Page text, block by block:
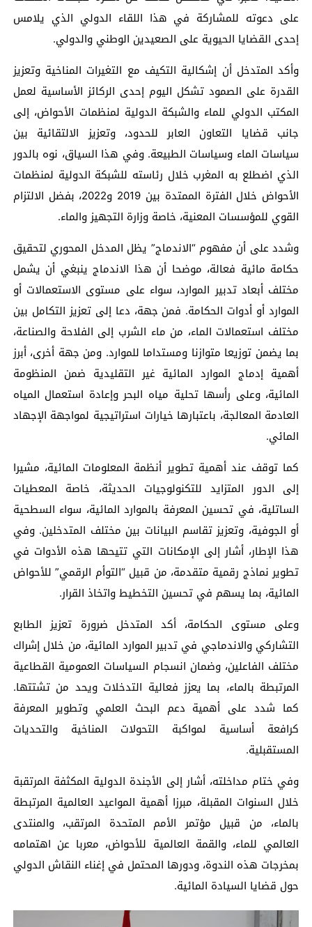
على دعوته للمشاركة في هذا اللقاء الدولي الذي يلامس
إحدى القضايا الحيوية على الصعيدين الوطني والدولي.
وأكد المتدخل أن إشكالية التكيف مع التغيرات المناخية وتعزيز
القدرة على الصمود تشكل اليوم إحدى الركائز الأساسية لعمل
المكتب الدولي للماء والشبكة الدولية لمنظمات الأحواض، إلى
جانب قضايا التعاون العابر للحدود، وتعزيز الالتقائية بين
سياسات الماء وسياسات الطبيعة. وفي هذا السياق، نوه بالدور
الذي اضطلع به المغرب خلال رئاسته للشبكة الدولية لمنظمات
الأحواض خلال الفترة الممتدة بين 2019 و2022، بفضل الالتزام
القوي للمؤسسات المعنية، خاصة وزارة التجهيز والماء.
وشدد على أن مفهوم “الاندماج” يظل المدخل المحوري لتحقيق
حكامة مائية فعالة، موضحا أن هذا الاندماج ينبغي أن يشمل
مختلف أبعاد تدبير الموارد، سواء على مستوى الاستعمالات أو
الموارد أو أدوات الحكامة. فمن جهة، دعا إلى تعزيز التكامل بين
مختلف استعمالات الماء، من ماء الشرب إلى الفلاحة والصناعة،
بما يضمن توزيعا متوازنا ومستداما للموارد. ومن جهة أخرى، أبرز
أهمية إدماج الموارد المائية غير التقليدية ضمن المنظومة
المائية، وعلى رأسها تحلية مياه البحر وإعادة استعمال المياه
العادمة المعالجة، باعتبارها خيارات استراتيجية لمواجهة الإجهاد
المائي.
كما توقف عند أهمية تطوير أنظمة المعلومات المائية، مشيرا
إلى الدور المتزايد للتكنولوجيات الحديثة، خاصة المعطيات
الساتلية، في تحسين المعرفة بالموارد المائية، سواء السطحية
أو الجوفية، وتعزيز تقاسم البيانات بين مختلف المتدخلين. وفي
هذا الإطار، أشار إلى الإمكانات التي تتيحها هذه الأدوات في
تطوير نماذج رقمية متقدمة، من قبيل “التوأم الرقمي” للأحواض
المائية، بما يسهم في تحسين التخطيط واتخاذ القرار.
وعلى مستوى الحكامة، أكد المتدخل ضرورة تعزيز الطابع
التشاركي والاندماجي في تدبير الموارد المائية، من خلال إشراك
مختلف الفاعلين، وضمان انسجام السياسات العمومية القطاعية
المرتبطة بالماء، بما يعزز فعالية التدخلات ويحد من تشتتها.
كما شدد على أهمية دعم البحث العلمي وتطوير المعرفة
كرافعة أساسية لمواكبة التحولات المناخية والتحديات
المستقبلية.
وفي ختام مداخلته، أشار إلى الأجندة الدولية المكثفة المرتقبة
خلال السنوات المقبلة، مبرزا أهمية المواعيد العالمية المرتبطة
بالماء، من قبيل مؤتمر الأمم المتحدة المرتقب، والمنتدى
العالمي للماء، والقمة العالمية للأحواض، معربا عن اهتمامه
بمخرجات هذه الندوة، ودورها المحتمل في إغناء النقاش الدولي
حول قضايا السيادة المائية.